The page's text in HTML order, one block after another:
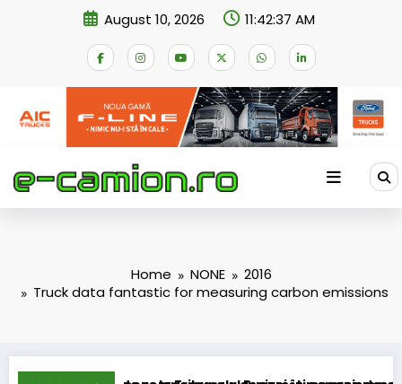
August 10, 2026 11:42:37 AM
Home NONE
2016
Truck data fantastic for measuring carbon emissions